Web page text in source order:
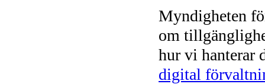
Myndigheten
om
hur vi hanterar
digital